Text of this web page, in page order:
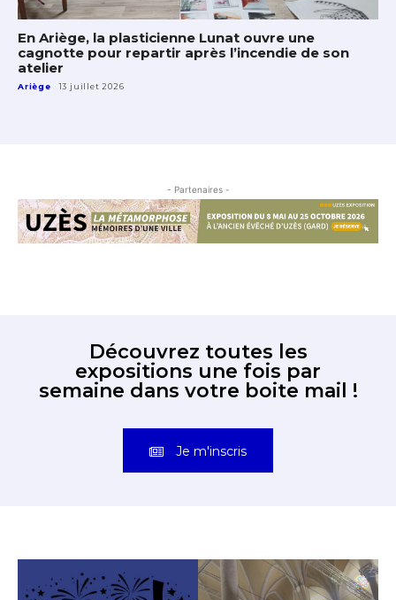
En Ariège, la plasticienne Lunat ouvre une
cagnotte pour repartir après l’incendie de son
atelier
Ariège 13 juillet 2026
- Partenaires -
Découvrez toutes les
expositions une fois par
semaine dans votre boite mail !
Je m'inscris